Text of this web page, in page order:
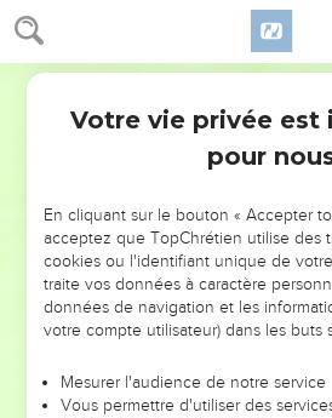
Daniel 2
royaume qui ne sera jamais détruit et
sous la domination d'un autre peuple
royaumes-là et y mettra fin, tandis
éternellement.
C'est ce qu'indique la pierre que tu
pulvérisé le fer, le bronze, l'argile,
Dieu a fait connaître au roi ce qui doit
rêve est vrai et son explication est
Alors le roi Nebucadnetsar tomba
se prosterna devant Daniel. Il
Le roi adressa la parole à Daniel et
Votre vie privée
pour
En cliquant sur le bouton « Accepter
acceptez que TopChrétien utilise des
cookies ou l'identifiant unique de
traite vos données à caractère
données de navigation et les
votre compte utilisateur) dans les buts
Mesurer l'audience de notre service
Vous permettre d'utiliser des